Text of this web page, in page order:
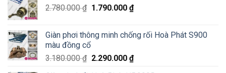
2.780.000₫ 1.790.000 ₫
Giàn phơi thông minh chống rối Hoà Phát S900
màu đồng cổ
3.180.000₫ 2.290.000 ₫